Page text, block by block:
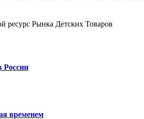
ресурс Рынка Детских Товаров
России
временем